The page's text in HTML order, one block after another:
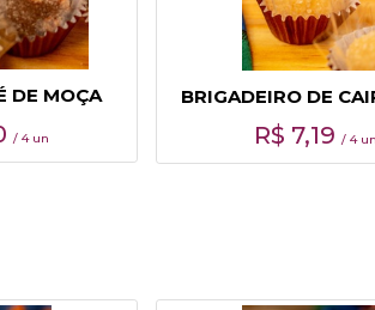
DE MOÇA
/ 4 un
BRIGADEIRO DE
R$ 7,19 / 4 un